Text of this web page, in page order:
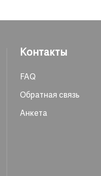
Контакты
FAQ
Обратная связь
Анкета